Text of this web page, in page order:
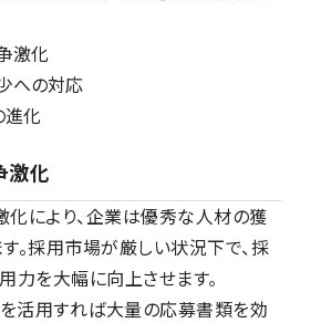
激化
への対応
進化
激化
により、企業は優秀な人材の獲
。採用市場が厳しい状況下で、採
力を大幅に向上させます。
活用すれば大量の応募書類を効